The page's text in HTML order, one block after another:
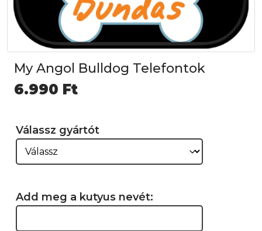
My Angol Bulldog Telefontok
6.990 Ft
Válassz gyártót
Add meg a kutyus nevét: